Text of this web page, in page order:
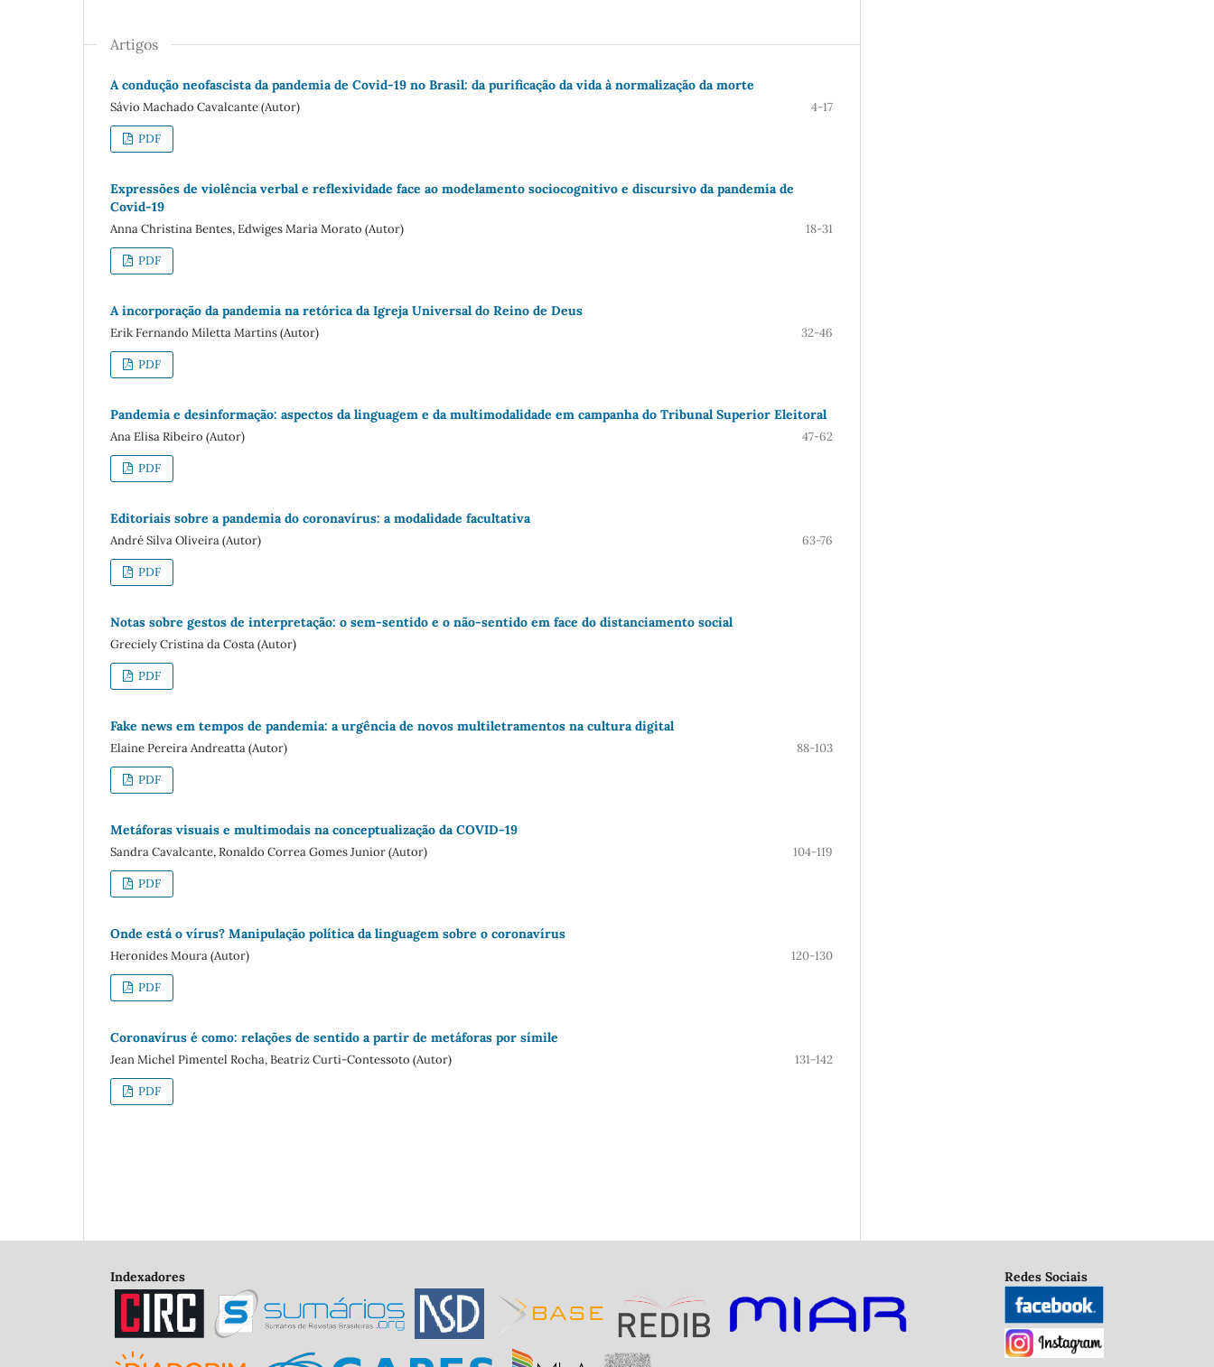
Artigos
A condução neofascista da pandemia de Covid-19 no Brasil: da purificação da vida à normalização da morte
Sávio Machado Cavalcante (Autor) 4-17
PDF
Expressões de violência verbal e reflexividade face ao modelamento sociocognitivo e discursivo da pandemia de
Covid-19
Anna Christina Bentes, Edwiges Maria Morato (Autor) 18-31
PDF
A incorporação da pandemia na retórica da Igreja Universal do Reino de Deus
Erik Fernando Miletta Martins (Autor) 32-46
PDF
Pandemia e desinformação: aspectos da linguagem e da multimodalidade em campanha do Tribunal Superior Eleitoral
Ana Elisa Ribeiro (Autor) 47-62
PDF
Editoriais sobre a pandemia do coronavírus: a modalidade facultativa
André Silva Oliveira (Autor) 63-76
PDF
Notas sobre gestos de interpretação: o sem-sentido e o não-sentido em face do distanciamento social
Greciely Cristina da Costa (Autor)
PDF
Fake news em tempos de pandemia: a urgência de novos multiletramentos na cultura digital
Elaine Pereira Andreatta (Autor) 88-103
PDF
Metáforas visuais e multimodais na conceptualização da COVID-19
Sandra Cavalcante, Ronaldo Correa Gomes Junior (Autor) 104-119
PDF
Onde está o vírus? Manipulação política da linguagem sobre o coronavírus
Heronides Moura (Autor) 120-130
PDF
Coronavírus é como: relações de sentido a partir de metáforas por símile
Jean Michel Pimentel Rocha, Beatriz Curti-Contessoto (Autor) 131-142
PDF
Indexadores Redes Sociais